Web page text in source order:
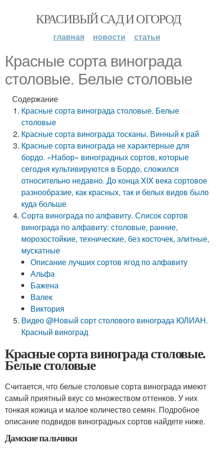
КРАСИВЫЙ САД И ОГОРОД
главная новости статьи
Красные сорта винограда
столовые. Белые столовые
Содержание
Красные сорта винограда столовые. Белые
столовые
Красные сорта винограда тосканы. Винный к рай
Красные сорта винограда не характерные для
бордо. «Набор» виноградных сортов, которые
сегодня культивируются в Бордо, сложился
относительно недавно. До конца XIX века сортовое
разнообразие, как красных, так и белых видов было
куда больше
Сорта винограда по алфавиту. Список сортов
винограда по алфавиту: столовые, ранние,
морозостойкие, технические, без косточек, элитные,
мускатные
Описание лучших сортов ягод по алфавиту
Альфа
Бажена
Валек
Виктория
Видео @Новый сорт столового винограда ЮЛИАН.
Красный виноград
Красные сорта винограда столовые.
Белые столовые
Считается, что белые столовые сорта винограда имеют
самый приятный вкус со множеством оттенков. У них
тонкая кожица и малое количество семян. Подробное
описание подвидов виноградных сортов найдете ниже.
Дамские пальчики